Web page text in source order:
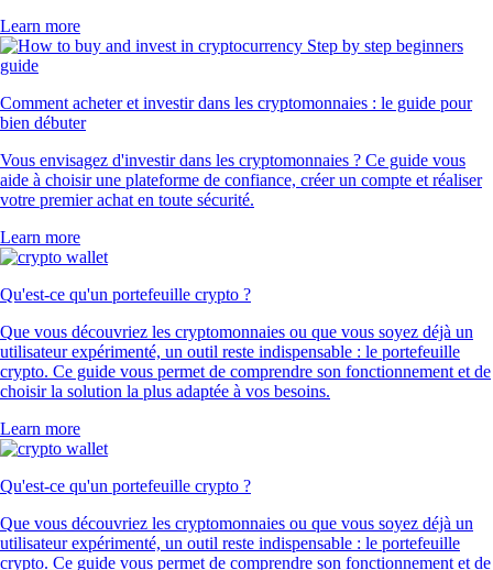
Learn more
Comment acheter et investir dans les cryptomonnaies : le guide pour
bien débuter
Vous envisagez d'investir dans les cryptomonnaies ? Ce guide vous
aide à choisir une plateforme de confiance, créer un compte et réaliser
votre premier achat en toute sécurité.
Learn more
Qu'est-ce qu'un portefeuille crypto ?
Que vous découvriez les cryptomonnaies ou que vous soyez déjà un
utilisateur expérimenté, un outil reste indispensable : le portefeuille
crypto. Ce guide vous permet de comprendre son fonctionnement et de
choisir la solution la plus adaptée à vos besoins.
Learn more
Qu'est-ce qu'un portefeuille crypto ?
Que vous découvriez les cryptomonnaies ou que vous soyez déjà un
utilisateur expérimenté, un outil reste indispensable : le portefeuille
crypto. Ce guide vous permet de comprendre son fonctionnement et de